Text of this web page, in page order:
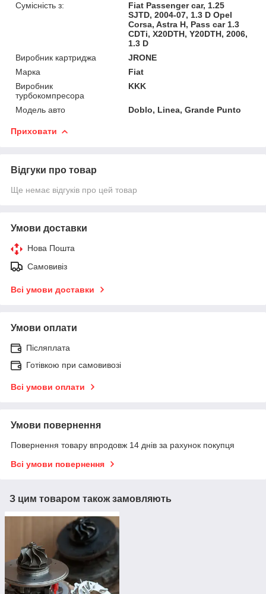
Сумісність з:
Fiat Passenger car, 1.25
SJTD, 2004-07, 1.3 D Opel
Corsa, Astra H, Pass car 1.3
CDTi, X20DTH, Y20DTH, 2006,
1.3 D
Виробник картриджа
JRONE
Марка
Fiat
Виробник
турбокомпресора
KKK
Модель авто Doblo, Linea, Grande Punto
Приховати
Відгуки про товар
Ще немає відгуків про цей товар
Умови доставки
Нова Пошта
Самовивіз
Всі умови доставки
Умови оплати
Післяплата
Готівкою при самовивозі
Всі умови оплати
Умови повернення
Повернення товару впродовж 14 днів за рахунок покупця
Всі умови повернення
З цим товаром також замовляють